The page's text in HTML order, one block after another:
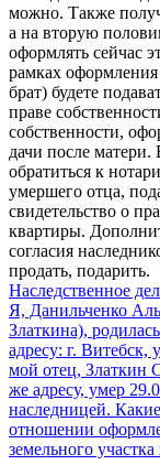
можно. Также
а на вторую
оформлять сейчас
рамках
брат) будете
праве
собственности,
дачи после
обратиться к
умершего отца,
свидетельство о
квартиры.
согласия
продать, подарить.
Наследственное
Я, Данильченко
Златкина),
адресу: г. Витебск,
мой отец, Златкин
же адресу, умер
наследницей.
отношении
земельного